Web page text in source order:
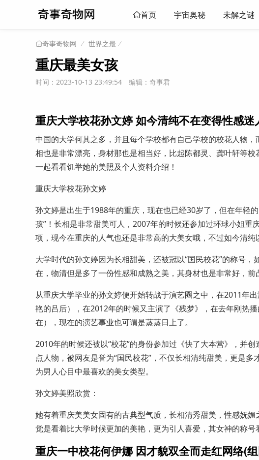
首页 宇宙奥秘 未解之谜
奇事奇物网 世界之最
重庆最美女孩
时间：2023-10-13 23:49:54 编辑：奇事君
重庆大学校花孙文婷 如今清纯不在变得性感迷
中国的大学何其之多，并且每个学校都有自己学校的校花人物
相也是非常漂亮，身材那也是相当好，比起陈都灵、龚叶轩等
一起看看饥举她的美照及个人资料介绍！
重庆大学校花孙文婷
孙文婷是出生于1988年的重庆，现在也已经30岁了，但在年轻
孩”！长相是非常甜美可人，2007年的时候还参加过环球小姐重
项，现今在重庆的人气也还是非常高的大美女哦，不过如今清纯
大学时代的孙文婷因为长相甜美，还被冠以“国民校花”的称号
在，物清但是多了一份性感和成熟之美，其身材也是非常好，前
从重庆大学毕业的孙文婷便开始转战于演艺圈之中，在2011年
艳的吕后），在2012年的时候又主演了《残梦》，在去年刚热
在），现在的演艺事业也可谓是蒸蒸日上了。
2010年的时候还被以“校花”的身份参加过《快了大本营》，并
点人物，被网友是誉为“国民校花”，不仅长相清纯甜美，更是
为男人心目中最喜欢的美女类型。
孙文婷美照欣赏：
她有着重庆美美女固有的古典型气质，长相清秀甜美，性感妩
觉是看着比大学时候更加的美艳，更为引人喜爱，其女神的称号
重庆一中校花何伊娜 因才貌双全而走红网络(